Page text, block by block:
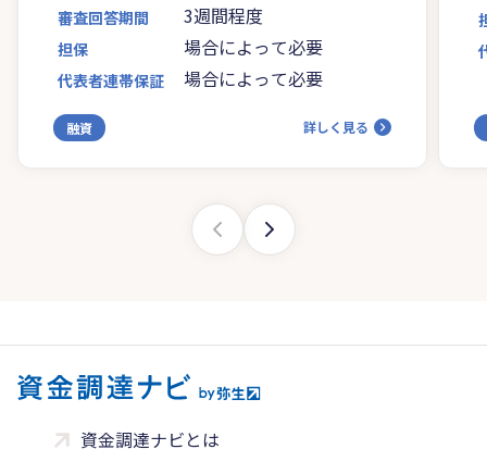
審査回答期間 3週間程度
担保 場合によって必要
代表者連帯保証 場合によって必要
融資 詳しく見る
資金調達ナビとは